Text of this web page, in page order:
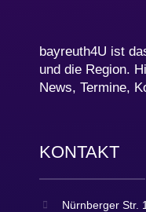
bayreuth4U ist
und die Region.
News, Termine,
KONTAKT
Nürnberger Str.